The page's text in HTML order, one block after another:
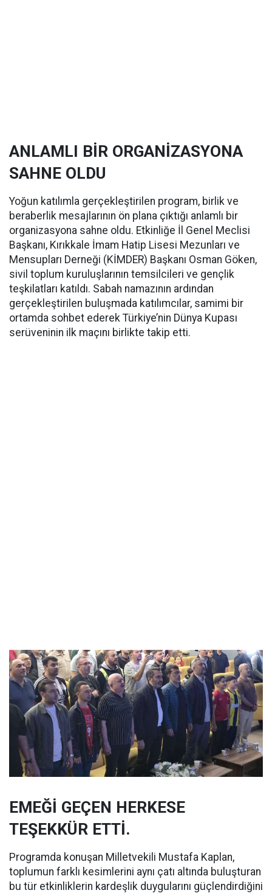
ANLAMLI BİR ORGANİZASYONA
SAHNE OLDU
Yoğun katılımla gerçekleştirilen program, birlik ve
beraberlik mesajlarının ön plana çıktığı anlamlı bir
organizasyona sahne oldu. Etkinliğe İl Genel Meclisi
Başkanı, Kırıkkale İmam Hatip Lisesi Mezunları ve
Mensupları Derneği (KİMDER) Başkanı Osman Göken,
sivil toplum kuruluşlarının temsilcileri ve gençlik
teşkilatları katıldı. Sabah namazının ardından
gerçekleştirilen buluşmada katılımcılar, samimi bir
ortamda sohbet ederek Türkiye’nin Dünya Kupası
serüveninin ilk maçını birlikte takip etti.
EMEĞİ GEÇEN HERKESE
TEŞEKKÜR ETTİ.
Programda konuşan Milletvekili Mustafa Kaplan,
toplumun farklı kesimlerini aynı çatı altında buluşturan
bu tür etkinliklerin kardeşlik duygularını güçlendirdiğini